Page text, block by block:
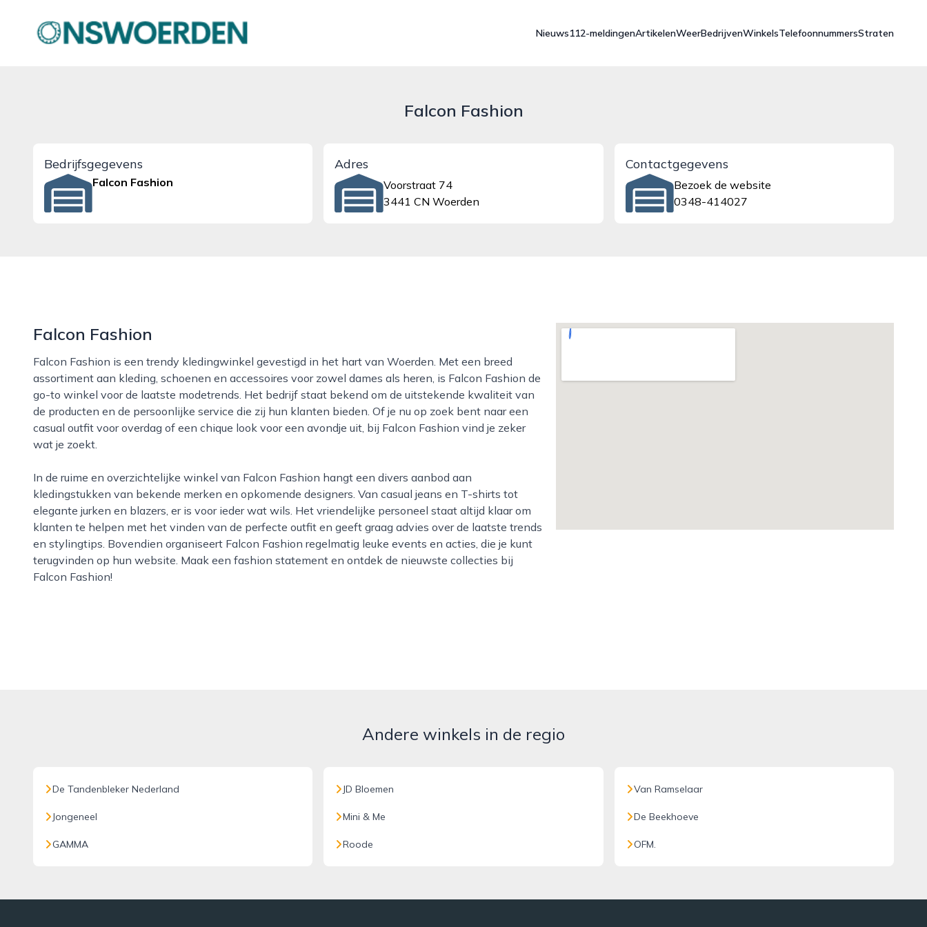
onswoerden.nl
Nieuws112-meldingenArtikelenWeerBedrijvenWinkelsTelefoonnummersStraten
Falcon Fashion
Bedrijfsgegevens
Falcon Fashion
Adres
Voorstraat 74
3441 CN Woerden
Contactgegevens
Bezoek de website
0348-414027
Falcon Fashion
Falcon Fashion is een trendy kledingwinkel gevestigd in het hart van Woerden. Met een breed
assortiment aan kleding, schoenen en accessoires voor zowel dames als heren, is Falcon Fashion de
go-to winkel voor de laatste modetrends. Het bedrijf staat bekend om de uitstekende kwaliteit van
de producten en de persoonlijke service die zij hun klanten bieden. Of je nu op zoek bent naar een
casual outfit voor overdag of een chique look voor een avondje uit, bij Falcon Fashion vind je zeker
wat je zoekt.
In de ruime en overzichtelijke winkel van Falcon Fashion hangt een divers aanbod aan
kledingstukken van bekende merken en opkomende designers. Van casual jeans en T-shirts tot
elegante jurken en blazers, er is voor ieder wat wils. Het vriendelijke personeel staat altijd klaar om
klanten te helpen met het vinden van de perfecte outfit en geeft graag advies over de laatste trends
en stylingtips. Bovendien organiseert Falcon Fashion regelmatig leuke events en acties, die je kunt
terugvinden op hun website. Maak een fashion statement en ontdek de nieuwste collecties bij
Falcon Fashion!
Andere winkels in de regio
De Tandenbleker Nederland
Jongeneel
GAMMA
JD Bloemen
Mini & Me
Roode
Van Ramselaar
De Beekhoeve
OFM.